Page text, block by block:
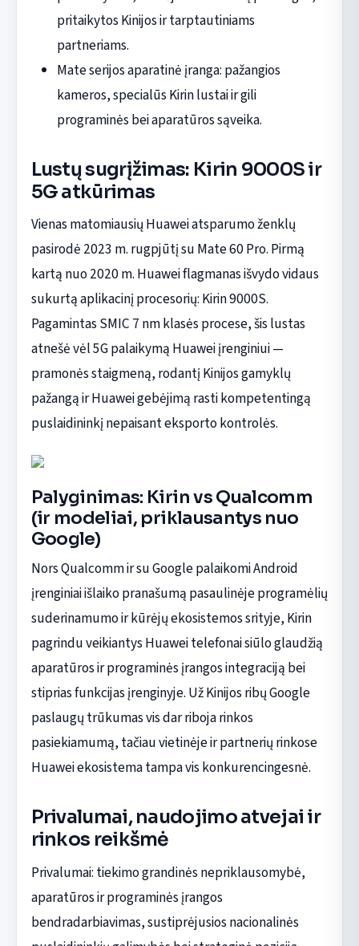
pritaikytos Kinijos ir tarptautiniams
partneriams.
Mate serijos aparatinė įranga: pažangios
kameros, specialūs Kirin lustai ir gili
programinės bei aparatūros sąveika.
Lustų sugrįžimas: Kirin 9000S ir
5G atkūrimas
Vienas matomiausių Huawei atsparumo ženklų
pasirodė 2023 m. rugpjūtį su Mate 60 Pro. Pirmą
kartą nuo 2020 m. Huawei flagmanas išvydo vidaus
sukurtą aplikacinį procesorių: Kirin 9000S.
Pagamintas SMIC 7 nm klasės procese, šis lustas
atnešė vėl 5G palaikymą Huawei įrenginiui —
pramonės staigmeną, rodantį Kinijos gamyklų
pažangą ir Huawei gebėjimą rasti kompetentingą
puslaidininkį nepaisant eksporto kontrolės.
Palyginimas: Kirin vs Qualcomm
(ir modeliai, priklausantys nuo
Google)
Nors Qualcomm ir su Google palaikomi Android
įrenginiai išlaiko pranašumą pasaulinėje programėlių
suderinamumo ir kūrėjų ekosistemos srityje, Kirin
pagrindu veikiantys Huawei telefonai siūlo glaudžią
aparatūros ir programinės įrangos integraciją bei
stiprias funkcijas įrenginyje. Už Kinijos ribų Google
paslaugų trūkumas vis dar riboja rinkos
pasiekiamumą, tačiau vietinėje ir partnerių rinkose
Huawei ekosistema tampa vis konkurencingesnė.
Privalumai, naudojimo atvejai ir
rinkos reikšmė
Privalumai: tiekimo grandinės nepriklausomybė,
aparatūros ir programinės įrangos
bendradarbiavimas, sustiprėjusios nacionalinės